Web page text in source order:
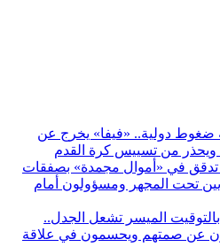
ضغوط دولية.. «فيفا» يخرج عن
من تسييس كرة القدم
تدقق في «أموال مجمدة» بصفقات
تحت المجهر ومسؤولون أمام
الميسر تشعل الجدل..
عن صمتهم ويحسمون في علاقة